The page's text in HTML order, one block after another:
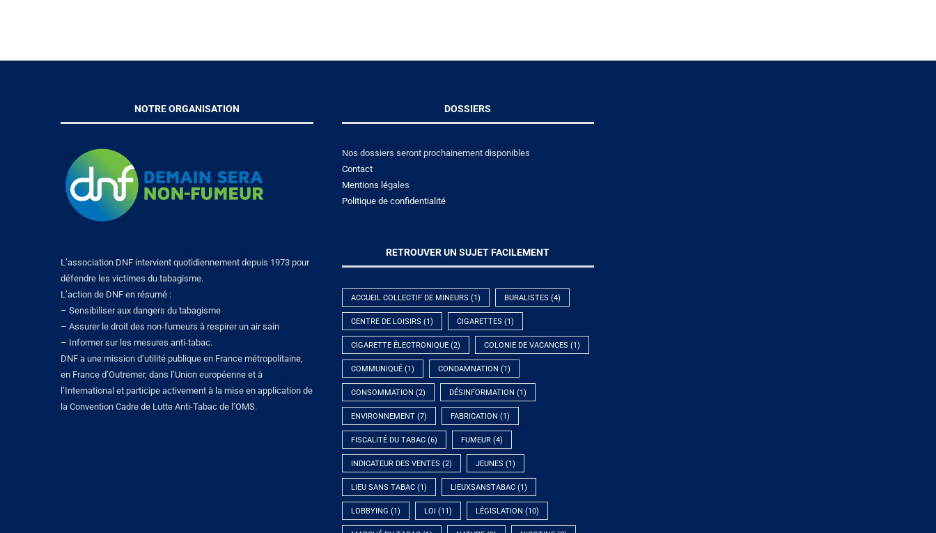
NOTRE ORGANISATION
L’association DNF intervient quotidiennement depuis 1973 pour
défendre les victimes du tabagisme.
L’action de DNF en résumé :
– Sensibiliser aux dangers du tabagisme
– Assurer le droit des non-fumeurs à respirer un air sain
– Informer sur les mesures anti-tabac.
DNF a une mission d’utilité publique en France métropolitaine,
en France d’Outremer, dans l’Union européenne et à
l’International et participe activement à la mise en application de
la Convention Cadre de Lutte Anti-Tabac de l’OMS.
DOSSIERS
Nos dossiers seront prochainement disponibles
Contact
Mentions légales
Politique de confidentialité
RETROUVER UN SUJET FACILEMENT
ACCUEIL COLLECTIF DE MINEURS (1) BURALISTES (4)
CENTRE DE LOISIRS (1) CIGARETTES (1)
CIGARETTE ÉLECTRONIQUE(2) COLONIE DE VACANCES (1)
COMMUNIQUÉ(1) CONDAMNATION (1)
CONSOMMATION (2) DÉSINFORMATION (1)
ENVIRONNEMENT(7) FABRICATION (1)
FISCALITÉ DU TABAC(6) FUMEUR(4)
INDICATEUR DES VENTES (2) JEUNES (1)
LIEU SANS TABAC(1) LIEUXSANSTABAC(1)
LOBBYING (1) LOI (11) LÉGISLATION (10)